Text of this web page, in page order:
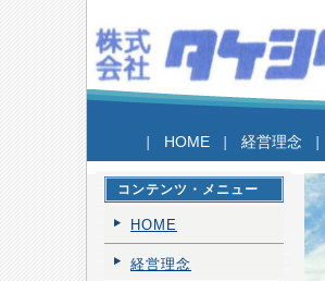
HOME 経営理念
コンテンツ・メニュー
HOME
経営理念